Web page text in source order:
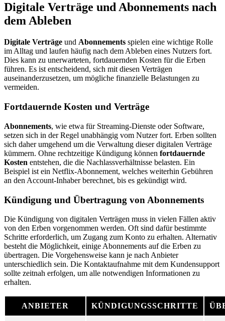
Digitale Verträge und Abonnements nach
dem Ableben
Digitale Verträge und Abonnements spielen eine wichtige Rolle
im Alltag und laufen häufig nach dem Ableben eines Nutzers fort.
Dies kann zu unerwarteten, fortdauernden Kosten für die Erben
führen. Es ist entscheidend, sich mit diesen Verträgen
auseinanderzusetzen, um mögliche finanzielle Belastungen zu
vermeiden.
Fortdauernde Kosten und Verträge
Abonnements, wie etwa für Streaming-Dienste oder Software,
setzen sich in der Regel unabhängig vom Nutzer fort. Erben sollten
sich daher umgehend um die Verwaltung dieser digitalen Verträge
kümmern. Ohne rechtzeitige Kündigung können fortdauernde
Kosten entstehen, die die Nachlassverhältnisse belasten. Ein
Beispiel ist ein Netflix-Abonnement, welches weiterhin Gebühren
an den Account-Inhaber berechnet, bis es gekündigt wird.
Kündigung und Übertragung von Abonnements
Die Kündigung von digitalen Verträgen muss in vielen Fällen aktiv
von den Erben vorgenommen werden. Oft sind dafür bestimmte
Schritte erforderlich, um Zugang zum Konto zu erhalten. Alternativ
besteht die Möglichkeit, einige Abonnements auf die Erben zu
übertragen. Die Vorgehensweise kann je nach Anbieter
unterschiedlich sein. Die Kontaktaufnahme mit dem Kundensupport
sollte zeitnah erfolgen, um alle notwendigen Informationen zu
erhalten.
ANBIETER KÜNDIGUNGSSCHRITTE